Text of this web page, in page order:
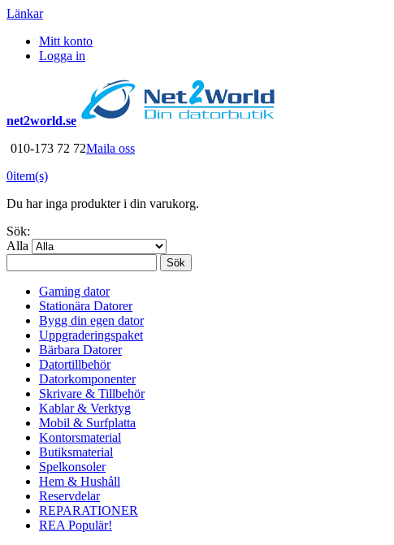
Länkar
Mitt konto
Logga in
net2world.se
010-173 72 72Maila oss
0item(s)
Du har inga produkter i din varukorg.
Sök:
Alla
Sök
Gaming dator
Stationära Datorer
Bygg din egen dator
Uppgraderingspaket
Bärbara Datorer
Datortillbehör
Datorkomponenter
Skrivare & Tillbehör
Kablar & Verktyg
Mobil & Surfplatta
Kontorsmaterial
Butiksmaterial
Spelkonsoler
Hem & Hushåll
Reservdelar
REPARATIONER
REA Populär!